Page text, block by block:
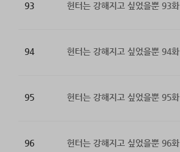
93 헌터는 강해지고 싶었을뿐 93화
94 헌터는 강해지고 싶었을뿐 94화
95 헌터는 강해지고 싶었을뿐 95화
96 헌터는 강해지고 싶었을뿐 96화